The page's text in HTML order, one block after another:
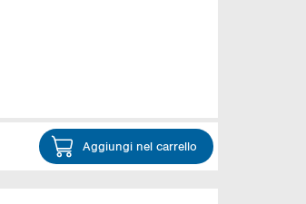
Aggiungi nel carrello